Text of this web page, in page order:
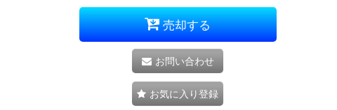
売却する
お問い合わせ
お気に入り登録